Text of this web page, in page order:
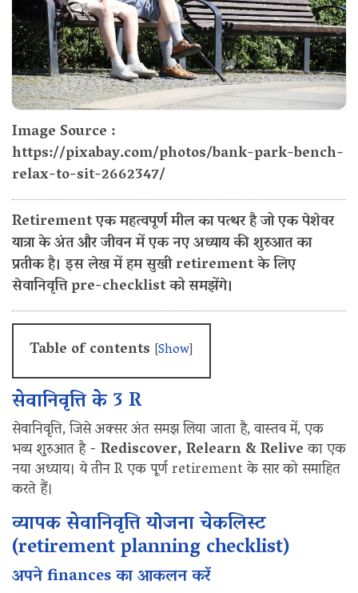
Image Source :
https://pixabay.com/photos/bank-park-bench-
relax-to-sit-2662347/
Retirement एक महत्वपूर्ण मील का पत्थर है जो एक पेशेवर
यात्रा के अंत और जीवन में एक नए अध्याय की शुरुआत का
प्रतीक है। इस लेख में हम सुखी retirement के लिए
सेवानिवृत्ति pre-checklist को समझेंगे।
Table of contents [Show]
सेवानिवृत्ति के 3 R
सेवानिवृत्ति, जिसे अक्सर अंत समझ लिया जाता है, वास्तव में, एक
भव्य शुरुआत है - Rediscover, Relearn & Reliveका एक
नया अध्याय। ये तीन R एक पूर्ण retirement के सार को समाहित
करते हैं।
व्यापक सेवानिवृत्ति योजना चेकलिस्ट
(retirement planning checklist)
अपने finances का आकलन करें